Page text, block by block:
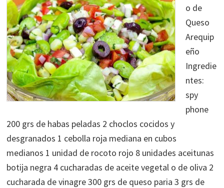
o de
Queso
Arequip
eño
Ingredie
ntes:
spy
phone
200 grs de habas peladas 2 choclos cocidos y
desgranados 1 cebolla roja mediana en cubos
medianos 1 unidad de rocoto rojo 8 unidades aceitunas
botija negra 4 cucharadas de aceite vegetal o de oliva 2
cucharada de vinagre 300 grs de queso paria 3 grs de